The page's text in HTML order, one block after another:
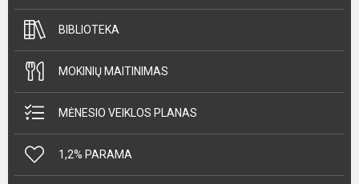
BIBLIOTEKA
MOKINIŲ MAITINIMAS
MĖNESIO VEIKLOS PLANAS
1,2% PARAMA